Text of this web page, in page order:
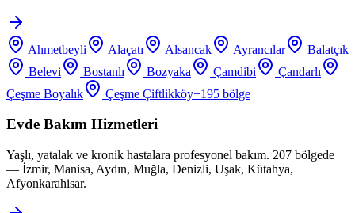
Ahmetbeyli Alaçatı Alsancak Ayrancılar
Balatçık
Belevi
Bostanlı Bozyaka Çamdibi
Çandarlı
Çeşme Boyalık
Çeşme Çiftlikköy+195 bölge
Evde Bakım Hizmetleri
Yaşlı, yatalak ve kronik hastalara profesyonel bakım. 207 bölgede
— İzmir, Manisa, Aydın, Muğla, Denizli, Uşak, Kütahya,
Afyonkarahisar.